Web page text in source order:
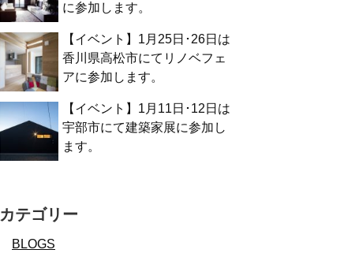
に参加します。
【イベント】1月25日･26日は
香川県高松市にてリノベフェ
アに参加します。
【イベント】1月11日･12日は
宇部市にて建築家展に参加し
ます。
カテゴリー
BLOGS